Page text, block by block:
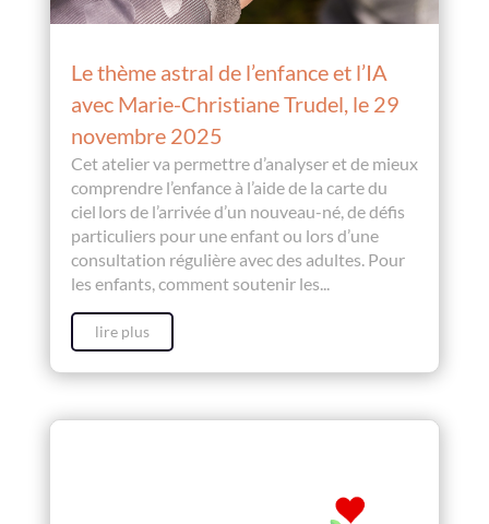
Le thème astral de l’enfance et l’IA
avec Marie-Christiane Trudel, le 29
novembre 2025
Cet atelier va permettre d’analyser et de mieux
comprendre l’enfance à l’aide de la carte du
ciel lors de l’arrivée d’un nouveau-né, de défis
particuliers pour une enfant ou lors d’une
consultation régulière avec des adultes. Pour
les enfants, comment soutenir les...
lire plus